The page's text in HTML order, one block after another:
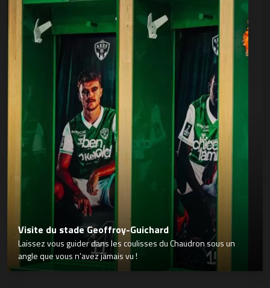
Visite du stade Geoffroy-Guichard
Laissez vous guider dans les coulisses du Chaudron sous un
angle que vous n’avez jamais vu !